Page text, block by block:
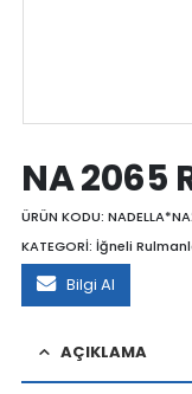
NA 2065
ÜRÜN KODU:
KATEGORİ: İğneli
Bilgi Al
AÇIKLAMA